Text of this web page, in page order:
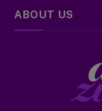
ABOUT US